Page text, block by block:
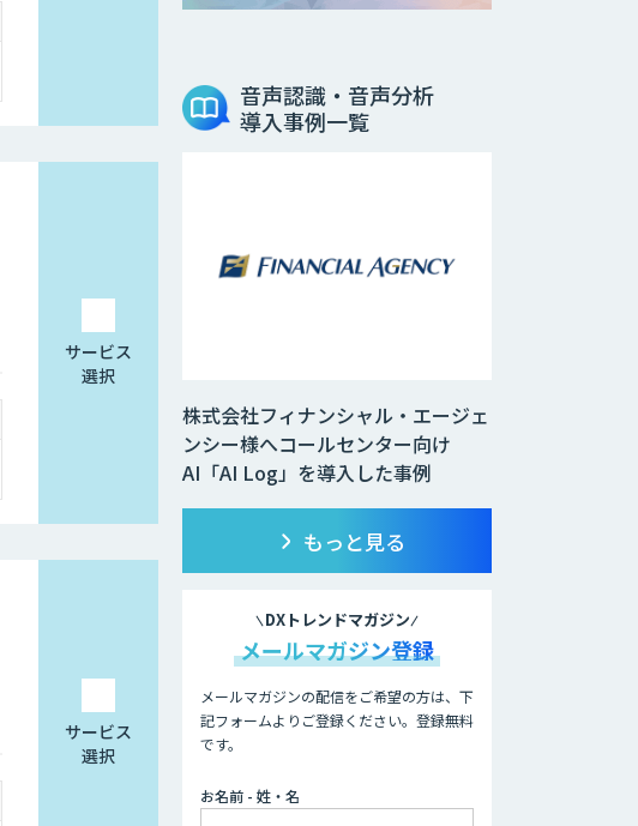
サービス
選択
サービス
選択
音声認識・音声分析
導入事例一覧
株式会社フィナンシャル・エージェ
ンシー様へコールセンター向け
AI「AI Log」を導入した事例
もっと見る
DXトレンドマガジン
メールマガジン登録
メールマガジンの配信をご希望の方は、下
記フォームよりご登録ください。登録無料
です。
お名前 - 姓・名